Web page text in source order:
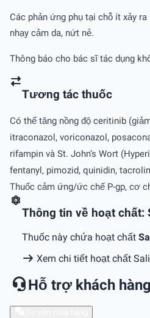
Các phản ứng phụ tại chỗ ít xảy
nhạy cảm da, nứt nẻ.
Thông báo cho bác sĩ tác dụng
Tương tác thuốc
Có thể tăng nồng độ ceritinib
itraconazol, voriconazol,
rifampin và St. John’s Wort
fentanyl, pimozid, quinidin,
Thuốc cảm ứng/ức chế P-gp, cơ
Thông tin về hoạt chất:
Thuốc này chứa hoạt chất
Xem chi tiết hoạt chất
Hỗ trợ khách hàng